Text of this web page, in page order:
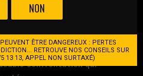
du Roi se poursuivent avec un
Madrid et le FC Barcelone,
Stadium. Une première
confrontation qui
NON
ÊTRE DANGEREUX : PERTES
RETROUVE NOS CONSEILS SUR
13 13, APPEL NON SURTAXÉ)